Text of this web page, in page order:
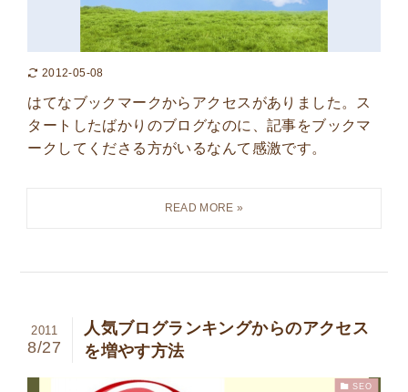
2012-05-08
はてなブックマークからアクセスがありました。ス
タートしたばかりのブログなのに、記事をブックマ
ークしてくださる方がいるなんて感激です。
人気ブログランキングからのアクセス
を増やす方法
2011
8/27
SEO